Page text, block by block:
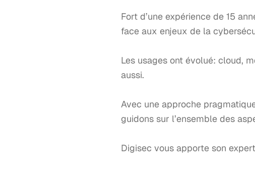
Fort d’une expérience de 15
face aux enjeux de la
Les usages ont évolué: cloud,
aussi.
Avec une approche
guidons sur l’ensemble des
Digisec vous apporte son